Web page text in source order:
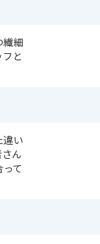
繊細
と
違い
ん
て